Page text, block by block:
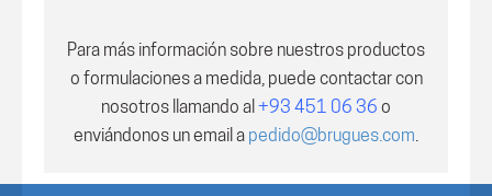
Para más información sobre nuestros productos
o formulaciones a medida, puede contactar con
nosotros llamando al +93 451 06 36 o
enviándonos un email a pedido@brugues.com.